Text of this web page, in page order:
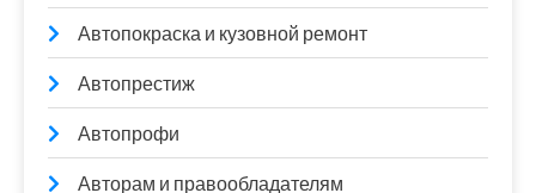
Автопокраска и кузовной ремонт
Автопрестиж
Автопрофи
Авторам и правообладателям